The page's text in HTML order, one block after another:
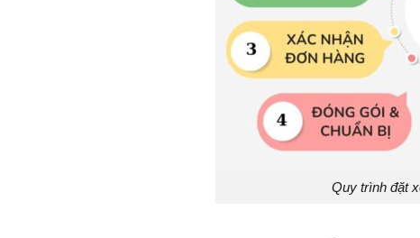
Quy trình đặt